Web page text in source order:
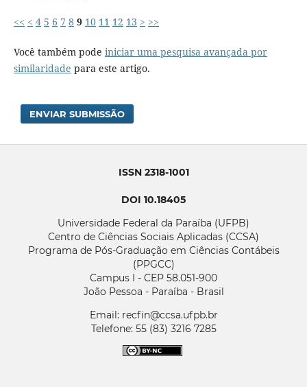
<< < 4 5 6 7 8 9 10 11 12 13 > >>
Você também pode iniciar uma pesquisa avançada por
similaridade para este artigo.
ENVIAR SUBMISSÃO
ISSN 2318-1001
DOI 10.18405
Universidade Federal da Paraíba (UFPB)
Centro de Ciências Sociais Aplicadas (CCSA)
Programa de Pós-Graduação em Ciências Contábeis
(PPGCC)
Campus I - CEP 58.051-900
João Pessoa - Paraíba - Brasil
Email: recfin@ccsa.ufpb.br
Telefone: 55 (83) 3216 7285